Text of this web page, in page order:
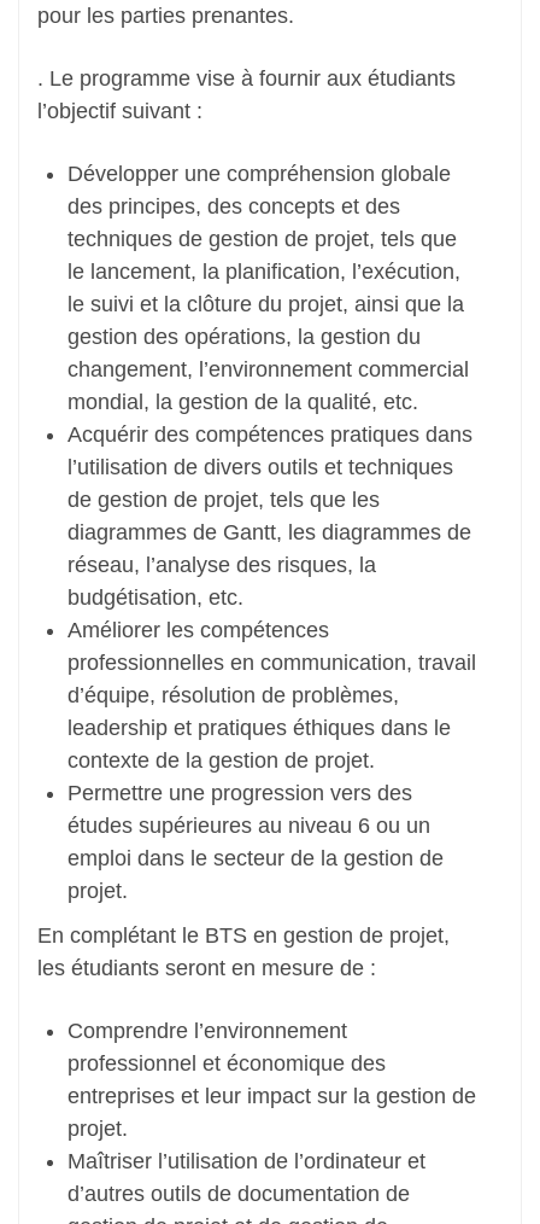
pour les parties prenantes.
. Le programme vise à fournir aux étudiants
l’objectif suivant :
Développer une compréhension globale
des principes, des concepts et des
techniques de gestion de projet, tels que
le lancement, la planification, l’exécution,
le suivi et la clôture du projet, ainsi que la
gestion des opérations, la gestion du
changement, l’environnement commercial
mondial, la gestion de la qualité, etc.
Acquérir des compétences pratiques dans
l’utilisation de divers outils et techniques
de gestion de projet, tels que les
diagrammes de Gantt, les diagrammes de
réseau, l’analyse des risques, la
budgétisation, etc.
Améliorer les compétences
professionnelles en communication, travail
d’équipe, résolution de problèmes,
leadership et pratiques éthiques dans le
contexte de la gestion de projet.
Permettre une progression vers des
études supérieures au niveau 6 ou un
emploi dans le secteur de la gestion de
projet.
En complétant le BTS en gestion de projet,
les étudiants seront en mesure de :
Comprendre l’environnement
professionnel et économique des
entreprises et leur impact sur la gestion de
projet.
Maîtriser l’utilisation de l’ordinateur et
d’autres outils de documentation de